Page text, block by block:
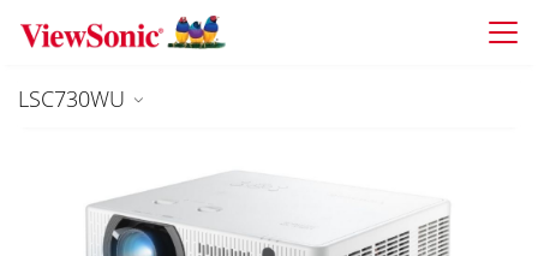
Skip to main content
LSC730WU